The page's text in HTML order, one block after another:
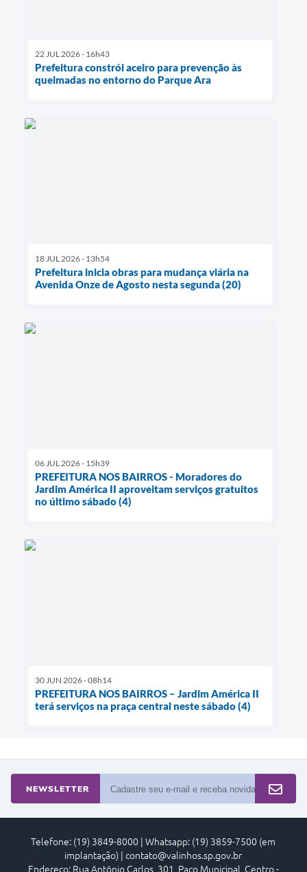
22 JUL 2026 - 16h43
Prefeitura constrói aceiro para prevenção às
queimadas no entorno do Parque Ara
18 JUL 2026 - 13h54
Prefeitura inicia obras para mudança viária na
Avenida Onze de Agosto nesta segunda (20)
06 JUL 2026 - 15h39
PREFEITURA NOS BAIRROS - Moradores do
Jardim América II aproveitam serviços gratuitos
no último sábado (4)
30 JUN 2026 - 08h14
PREFEITURA NOS BAIRROS – Jardim América II
terá serviços na praça central neste sábado (4)
NEWSLETTER
Telefone: (19) 3849-8000 | Whatsapp: (19) 3859-7500 (em
implantação) | contato@valinhos.sp.gov.br
Endereço: Rua Antônio Carlos, 301, Paço Municipal, Centro -